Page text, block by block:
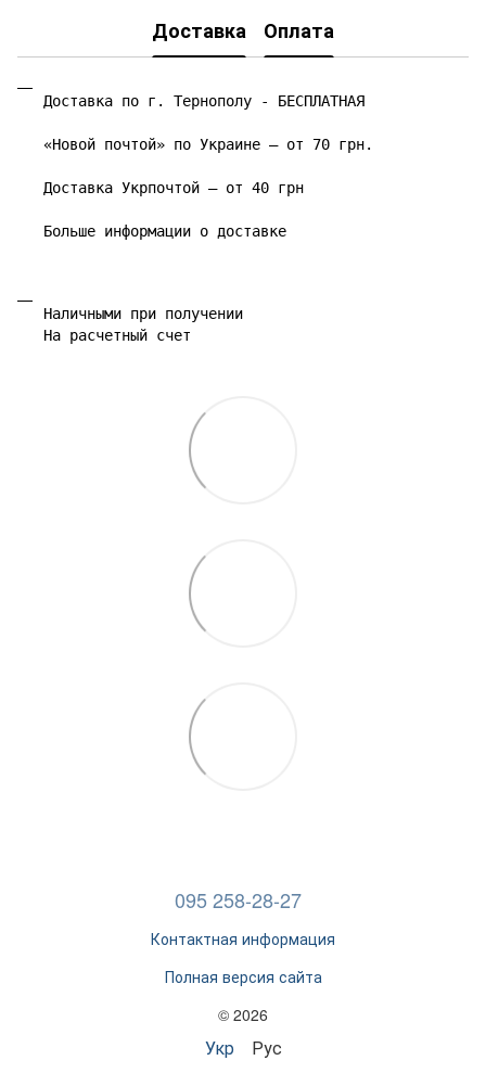
Доставка Оплата
Доставка по г. Тернополу - БЕСПЛАТНАЯ
«Новой почтой» по Украине – от 70 грн.
Доставка Укрпочтой – от 40 грн
Больше информации о доставке
Наличными при получении
На расчетный счет
095 258-28-27
Контактная информация
Полная версия сайта
© 2026
Укр Рус